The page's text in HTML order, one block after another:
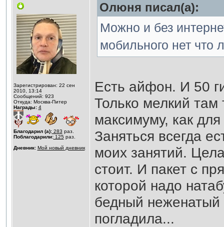
Зарегистрирован: 22 сен
2010, 13:14
Сообщений: 923
Откуда: Москва-Питер
Награды: 4
Благодарил (а):283 раз.
Поблагодарили:125 раз.
Дневник: Мой новый дневник
Олюня писал(а):
Можно и без
мобильного нет что
Есть айфон. И 50
Только мелкий там
максимуму, как
Заняться всегда
моих занятий.
стоит. И пакет с
которой надо
бедный неженатый
погладила...